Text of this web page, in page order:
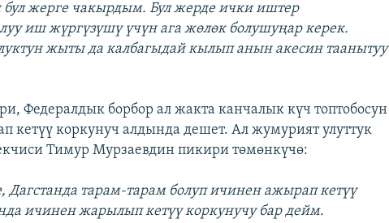
жерге чакырдым. Бул жерде ички иштер
иш жүргүзүшү үчүн ага жөлөк болушуңар керек.
жыты да калбагыдай кылып анын акесин таанытуу
Федералдык борбор ал жакта канчалык күч топтобосун
кетүү коркунуч алдында дешет. Ал жумурият улуттук
Тимур Мурзаевдин пикири төмөнкүчө:
тарам-тарам болуп ичинен ажырап кетүү
ичинен жарылып кетүү коркунучу бар дейм.